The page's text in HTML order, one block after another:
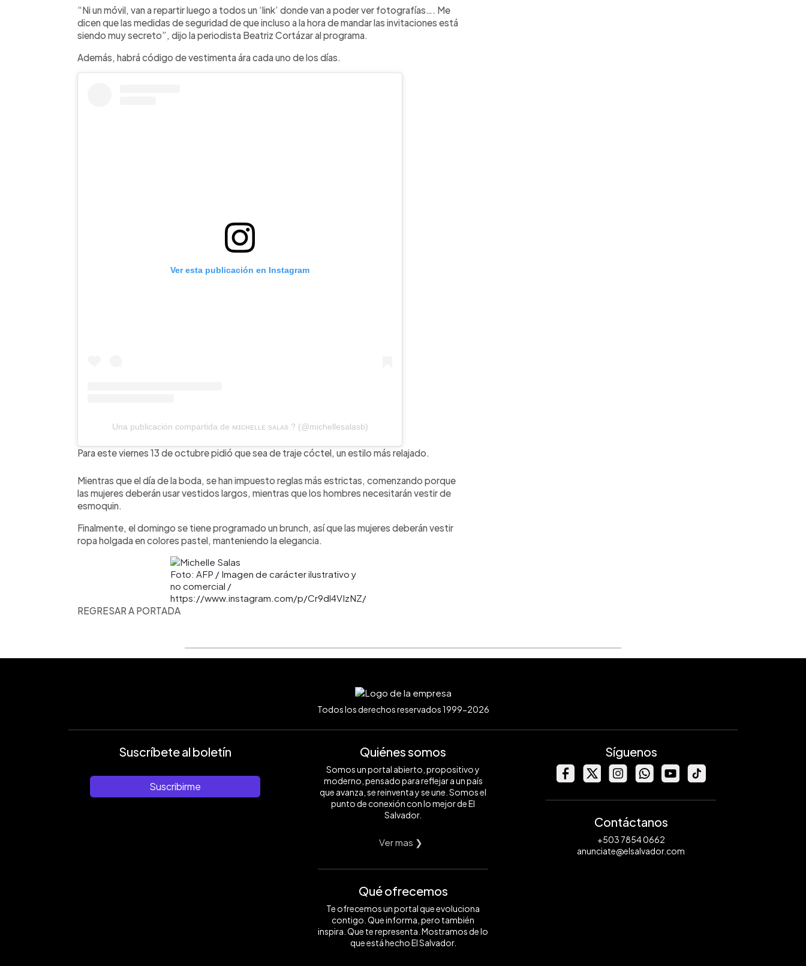
“Ni un móvil, van a repartir luego a todos un ‘link’ donde van a poder ver fotografías…. Me
dicen que las medidas de seguridad de que incluso a la hora de mandar las invitaciones está
siendo muy secreto”, dijo la periodista Beatriz Cortázar al programa.
Además, habrá código de vestimenta ára cada uno de los días.
Ver esta publicación en Instagram
Una publicación compartida de ᴍɪᴄʜᴇʟʟᴇ sᴀʟᴀs ? (@michellesalasb)
Para este viernes 13 de octubre pidió que sea de traje cóctel, un estilo más relajado.
Mientras que el día de la boda, se han impuesto reglas más estrictas, comenzando porque
las mujeres deberán usar vestidos largos, mientras que los hombres necesitarán vestir de
esmoquin.
Finalmente, el domingo se tiene programado un brunch, así que las mujeres deberán vestir
ropa holgada en colores pastel, manteniendo la elegancia.
Foto: AFP / Imagen de carácter ilustrativo y
no comercial /
https://www.instagram.com/p/Cr9dl4VIzNZ/
REGRESAR A PORTADA
Todos los derechos reservados 1999-2026
Suscríbete al boletín
Suscribirme
Quiénes somos
Somos un portal abierto, propositivo y
moderno, pensado para reflejar a un país
que avanza, se reinventa y se une. Somos el
punto de conexión con lo mejor de El
Salvador.
Ver mas ❯
Qué ofrecemos
Te ofrecemos un portal que evoluciona
contigo. Que informa, pero también
inspira. Que te representa. Mostramos de lo
que está hecho El Salvador.
Síguenos
Contáctanos
+503 7854 0662
anunciate@elsalvador.com